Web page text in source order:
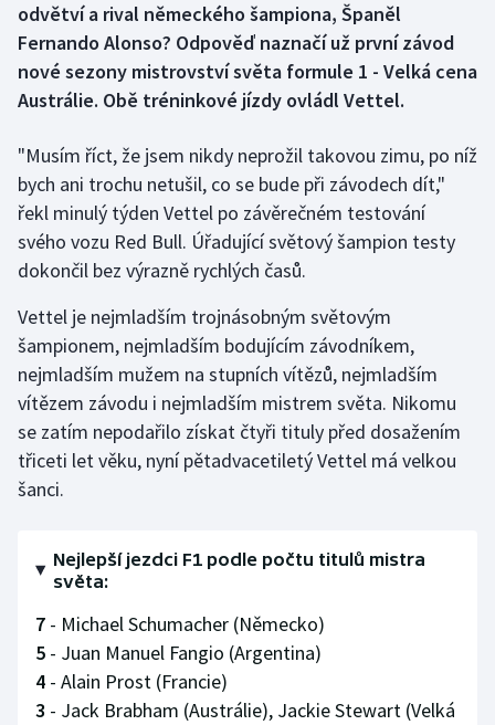
Dostihy
Florbal
Golf
Gymnastika
Házená
Jezdectví
Judo
Krasobruslení
Lezení
Motorsport
Olympijské hry
odvětví a rival německého šampiona, Španěl
Fernando Alonso? Odpověď naznačí už první závod
nové sezony mistrovství světa formule 1 - Velká cena
Austrálie. Obě tréninkové jízdy ovládl Vettel.
"Musím říct, že jsem nikdy neprožil takovou zimu, po níž
bych ani trochu netušil, co se bude při závodech dít,"
řekl minulý týden Vettel po závěrečném testování
svého vozu Red Bull. Úřadující světový šampion testy
dokončil bez výrazně rychlých časů.
Vettel je nejmladším trojnásobným světovým
šampionem, nejmladším bodujícím závodníkem,
nejmladším mužem na stupních vítězů, nejmladším
vítězem závodu i nejmladším mistrem světa. Nikomu
se zatím nepodařilo získat čtyři tituly před dosažením
třiceti let věku, nyní pětadvacetiletý Vettel má velkou
šanci.
Nejlepší jezdci F1 podle počtu titulů mistra
světa:
7 - Michael Schumacher (Německo)
5 - Juan Manuel Fangio (Argentina)
4 - Alain Prost (Francie)
3 - Jack Brabham (Austrálie), Jackie Stewart (Velká